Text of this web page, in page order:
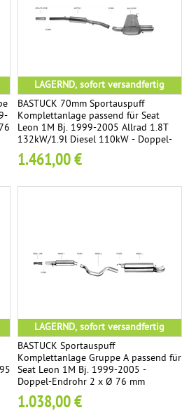
LAGERND, sofort versandfertig
BASTUCK 70mm Sportauspuff
Komplettanlage passend für Seat
Leon 1M Bj. 1999-2005 Allrad 1.8T
132kW/1.9l Diesel 110kW - Doppel-
Endrohr 2 x Ø 76 mm
1.461,00 €
LAGERND, sofort versandfertig
BASTUCK Sportauspuff
Komplettanlage Gruppe A passend für
Seat Leon 1M Bj. 1999-2005 -
Doppel-Endrohr 2 x Ø 76 mm
1.038,00 €